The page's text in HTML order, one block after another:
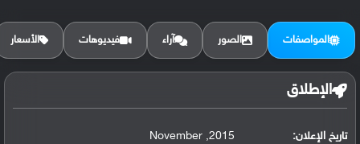
المواصفات الصور آراء فيديوهات الأسعار
الإطلاق
تاريخ الإعلان: 2015, November